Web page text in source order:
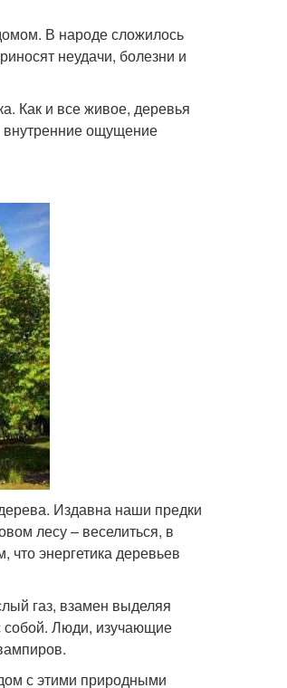
В народе сложилось
неудачи, болезни и
Как и все живое, деревья
внутренние ощущение
Издавна наши предки
лесу – веселиться, в
что энергетика деревьев
газ, взамен выделяя
собой. Люди, изучающие
с этими природными